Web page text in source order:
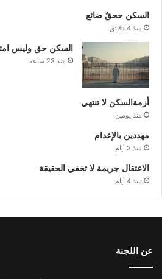
السكن ححقٌ ضائع
منذ 4 دقائق
السكن حق وليس
منذ 23 ساعة
أزمةالسكن لا تنتهي
منذ يومين
مهددين بالإعدام
منذ 3 أيام
الاعتقال جريمة لا تخفي الحقيقة
منذ 4 أيام
عن اللجنة